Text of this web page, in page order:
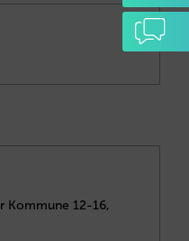
Kommune 12-16,